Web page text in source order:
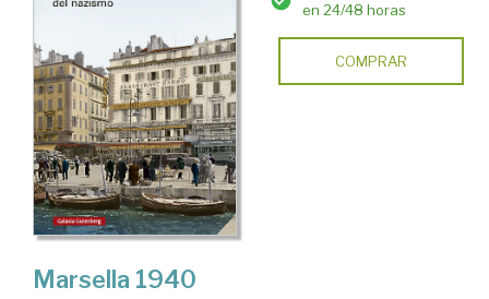
en 24/48 horas
COMPRAR
Marsella 1940